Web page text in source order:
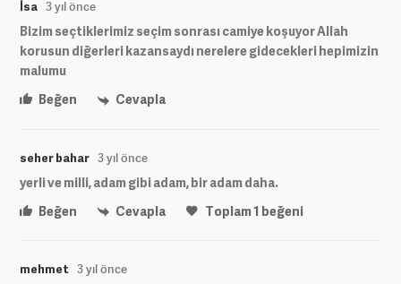
İsa 3 yıl önce
Bizim seçtiklerimiz seçim sonrası camiye koşuyor Allah
korusun diğerleri kazansaydı nerelere gidecekleri hepimizin
malumu
Beğen
Cevapla
seher bahar 3 yıl önce
yerli ve milli, adam gibi adam, bir adam daha.
Beğen
Cevapla Toplam1 beğeni
mehmet 3 yıl önce